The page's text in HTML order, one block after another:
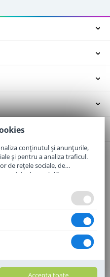
Jud. Bihor
conținutul și anunțurile,
și pentru a analiza traficul.
de rețele sociale, de
privire la modul în care
combina cu alte informații
Accepta toate